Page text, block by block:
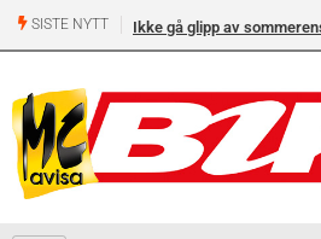
SISTE NYTT Ikke gå glipp av